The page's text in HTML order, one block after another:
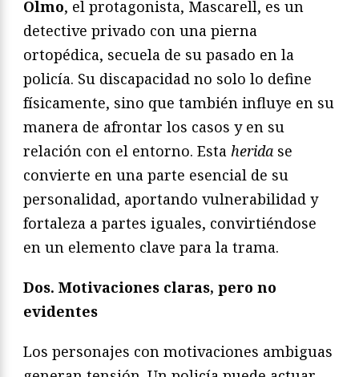
Olmo, el protagonista, Mascarell, es un
detective privado con una pierna
ortopédica, secuela de su pasado en la
policía. Su discapacidad no solo lo define
físicamente, sino que también influye en su
manera de afrontar los casos y en su
relación con el entorno. Esta herida se
convierte en una parte esencial de su
personalidad, aportando vulnerabilidad y
fortaleza a partes iguales, convirtiéndose
en un elemento clave para la trama.
Dos. Motivaciones claras, pero no
evidentes
Los personajes con motivaciones ambiguas